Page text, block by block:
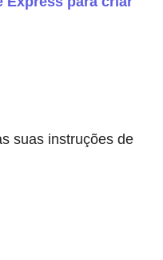
suas instruções de